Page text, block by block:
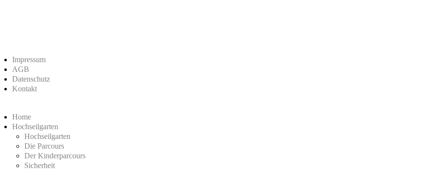
Impressum
AGB
Datenschutz
Kontakt
Home
Hochseilgarten
Hochseilgarten
Die Parcours
Der Kinderparcours
Sicherheit